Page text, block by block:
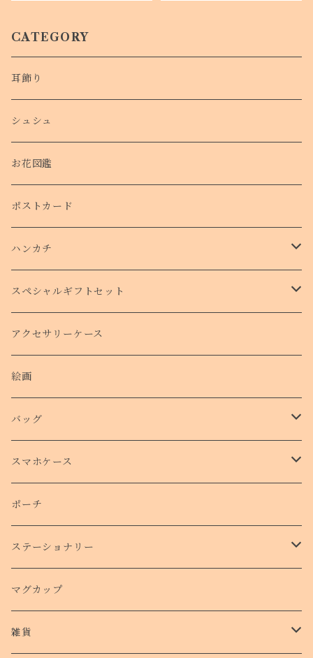
CATEGORY
耳飾り
シュシュ
お花図鑑
ポストカード
ハンカチ
タオルハンカチ
スペシャルギフトセット
クリスマスコフレ
アクセサリーケース
絵画
バッグ
トートバッグ
スマホケース
側面プリントハードケース
手帳型スマホケース
クリアケース
クッションバンパーケース
ポーチ
ステーショナリー
カード
クリアファイル
マグカップ
雑貨